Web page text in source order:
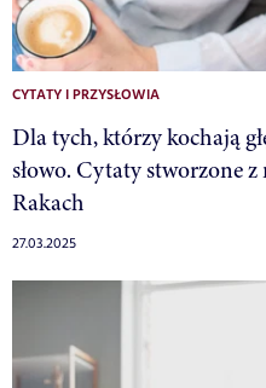
CYTATY I PRZYSŁOWIA
Dla tych, którzy kochają
słowo. Cytaty stworzone
Rakach
27.03.2025